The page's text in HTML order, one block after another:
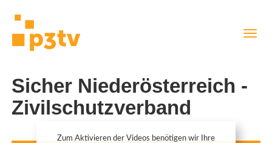
Sicher Niederösterreich -
Zivilschutzverband
Zum Aktivieren der Videos benötigen wir Ihre